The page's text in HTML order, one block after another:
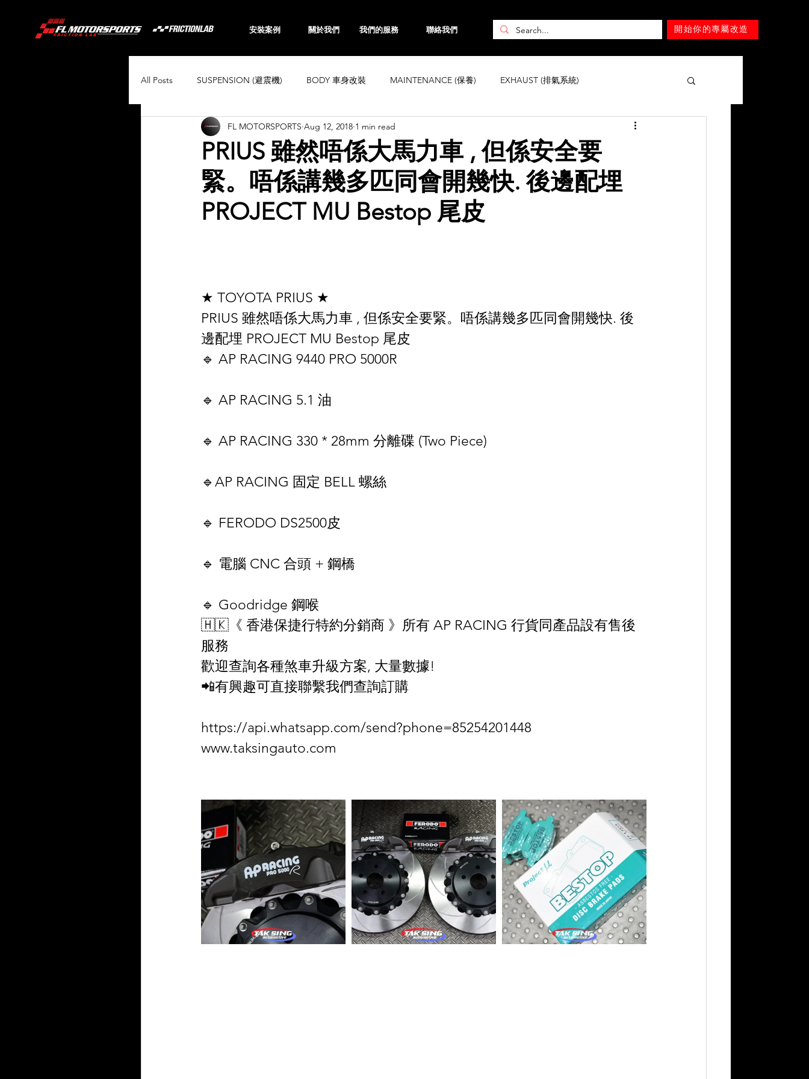
安裝案例 關於我們 我們的服務 聯絡我們 開始你的專屬改造
All Posts SUSPENSION (避震機) BODY 車身改裝 MAINTENANCE (保養) EXHAUST (排氣系統)
BRAKING (煞車系統) CHASSIS 車身強化 WHEELS 鈴 Mercedes-Benz
BMW Toyota Honda Subaru Mini Maserati Hyundai Lexus Nissan
MAZDA Volvo
PRIUS 雖然唔係大馬力車 , 但係安全要
緊。唔係講幾多匹同會開幾快. 後邊配埋
PROJECT MU Bestop 尾皮
FL MOTORSPORTS Aug 12, 2018 1 min read
★ TOYOTA PRIUS ★
PRIUS 雖然唔係大馬力車 , 但係安全要緊。唔係講幾多匹同會開幾快. 後
邊配埋 PROJECT MU Bestop 尾皮
🔹 AP RACING 9440 PRO 5000R
🔹 AP RACING 5.1 油
🔹 AP RACING 330 * 28mm 分離碟 (Two Piece)
🔹AP RACING 固定 BELL 螺絲
🔹 FERODO DS2500皮
🔹 電腦 CNC 合頭 + 鋼橋
🔹 Goodridge 鋼喉
🇭🇰《 香港保捷行特約分銷商 》所有 AP RACING 行貨同產品設有售後
服務
歡迎查詢各種煞車升級方案, 大量數據!
📲有興趣可直接聯繫我們查詢訂購
https://api.whatsapp.com/send?phone=85254201448
www.taksingauto.com